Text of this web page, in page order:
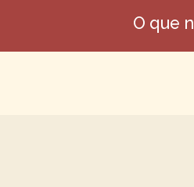
O que